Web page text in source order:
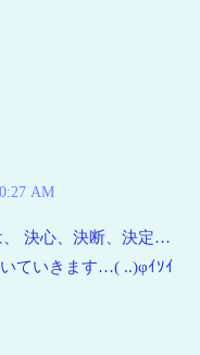
AM
決心、決断、決定…
ていきます…( ..)φｲｿｲ